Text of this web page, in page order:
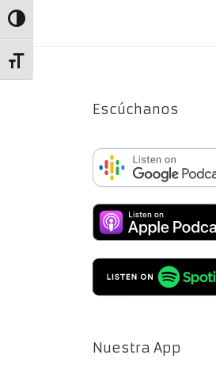
Alternar alto contraste
Alternar tamaño de letra
Escúchanos
Nuestra App